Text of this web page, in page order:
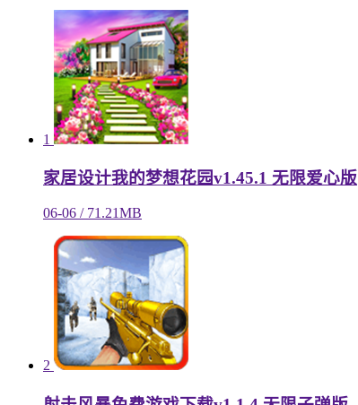
1
家居设计我的梦想花园v1.45.1 无限爱心版
06-06 / 71.21MB
2